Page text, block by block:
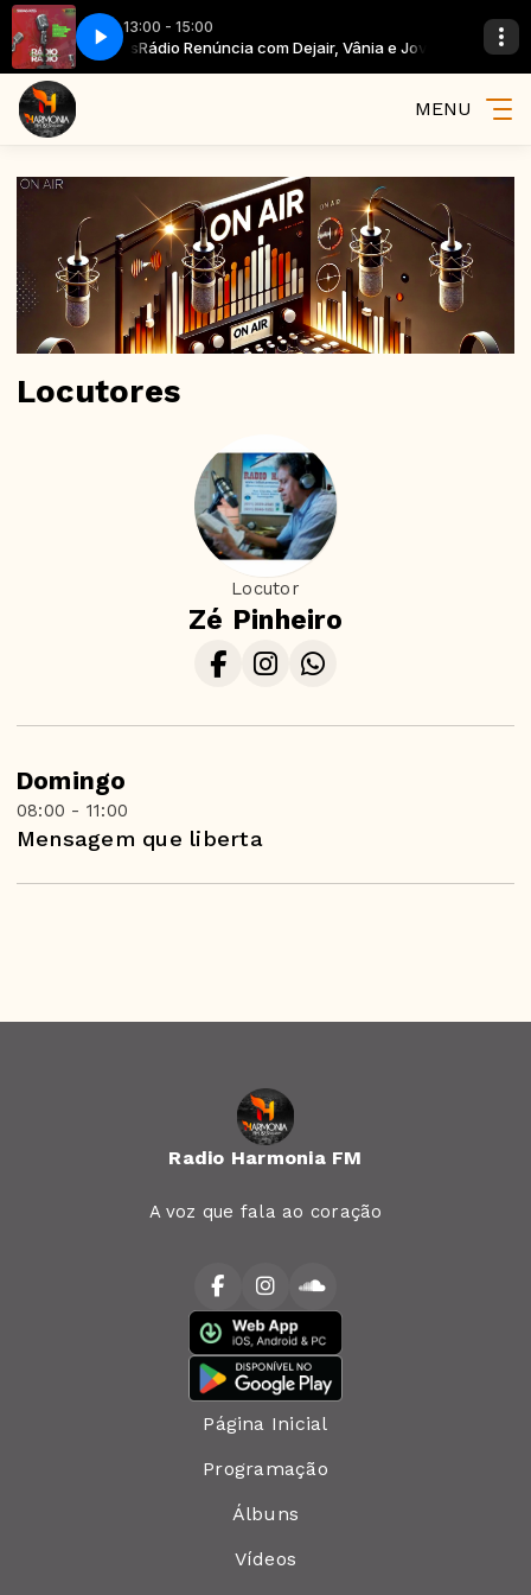
13:00 - 15:00
Vânia e Jovens Rádio Renúncia com Dejair, Vânia e Jovens
MENU
Locutores
Locutor
Zé Pinheiro
Domingo
08:00 - 11:00
Mensagem que liberta
Radio Harmonia FM
A voz que fala ao coração
Página Inicial
Programação
Álbuns
Vídeos